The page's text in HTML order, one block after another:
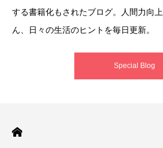
する書籍化もされたブログ。人間力向
ん、日々の生活のヒントを毎日更新。
Special Blog